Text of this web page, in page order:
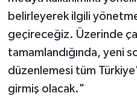
belirleyerek ilgili
geçireceğiz. Üzerinde
tamamlandığında, yeni
düzenlemesi tüm
girmiş olacak."